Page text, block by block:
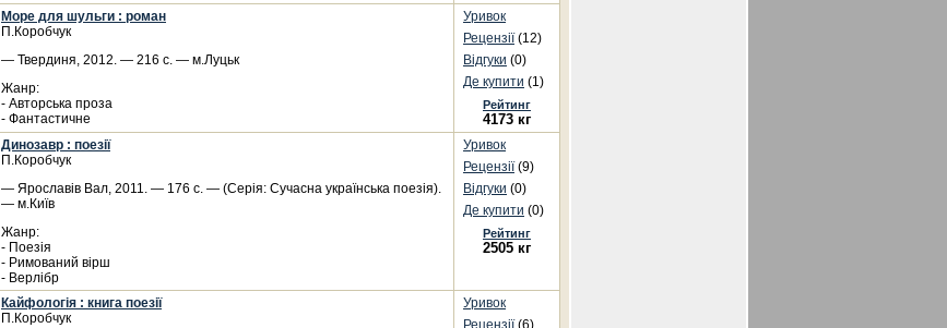
Море для шульги : роман
П.Коробчук
— Твердиня, 2012. — 216 с. — м.Луцьк
Жанр:
- Авторська проза
- Фантастичне
Уривок
Рецензії(12)
Відгуки (0)
Де купити (1)
Рейтинг
4173 кг
Динозавр : поезії
П.Коробчук
— Ярославів Вал, 2011. — 176 с. — (Серія: Сучасна українська поезія).
— м.Київ
Жанр:
- Поезія
- Римований вірш
- Верлібр
Уривок
Рецензії(9)
Відгуки (0)
Де купити (0)
Рейтинг
2505 кг
Кайфологія : книга поезії
П.Коробчук
Уривок
Рецензії(6)